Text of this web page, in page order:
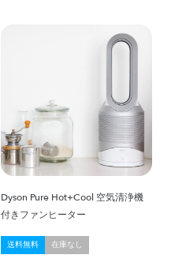
Dyson Pure Hot+Cool 空気清浄機
付きファンヒーター
送料無料 在庫なし